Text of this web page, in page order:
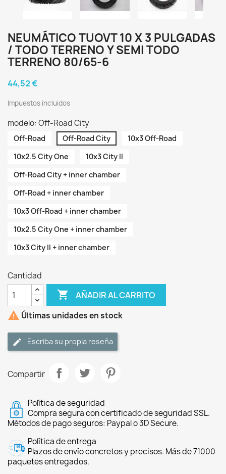
NEUMÁTICO TUOVT 10 X 3 PULGADAS
/ TODO TERRENO Y SEMI TODO
TERRENO 80/65-6
44,52 €
Impuestos incluidos
modelo: Off-Road City
Off-Road Off-Road City
10x3 Off-Road
10x2.5 City One
10x3 City II
Off-Road City + inner chamber
Off-Road + inner chamber
10x3 Off-Road + inner chamber
10x2.5 City One + inner chamber
10x3 City II + inner chamber
Cantidad
 AÑADIR AL CARRITO
 Últimas unidades en stock
Escriba su propia reseña
Compartir
Política de seguridad
Compra segura con certificado de seguridad SSL.
Métodos de pago seguros: Paypal o 3D Secure.
Política de entrega
Plazos de envío concretos y precisos. Más de 71000
paquetes entregados.